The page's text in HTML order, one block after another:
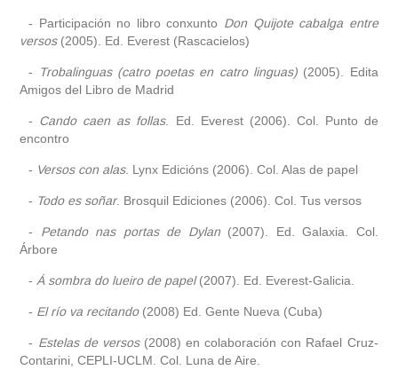
- Participación no libro conxunto Don Quijote cabalga entre
versos(2005). Ed. Everest (Rascacielos)
- Trobalinguas (catro poetas en catro linguas) (2005). Edita
Amigos del Libro de Madrid
- Cando caen as follas. Ed. Everest (2006). Col. Punto de
encontro
- Versos con alas. Lynx Edicións (2006). Col. Alas de papel
- Todo es soñar. Brosquil Ediciones (2006). Col. Tus versos
- Petando nas portas de Dylan(2007). Ed. Galaxia. Col.
Árbore
- Á sombra do lueiro de papel(2007). Ed. Everest-Galicia.
- El río va recitando(2008) Ed. Gente Nueva (Cuba)
- Estelas de versos(2008) en colaboración con Rafael Cruz-
Contarini, CEPLI-UCLM. Col. Luna de Aire.